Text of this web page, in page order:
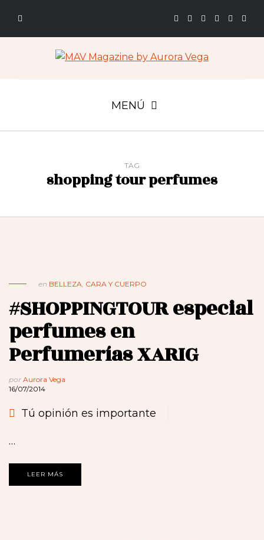
MENÚ
TAG
shopping tour perfumes
en BELLEZA, CARA Y CUERPO
#SHOPPINGTOUR especial
perfumes en
Perfumerías XARIG
por Aurora Vega
16/07/2014
Tú opinión es importante
…
LEER MÁS